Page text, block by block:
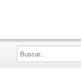
Buscar...